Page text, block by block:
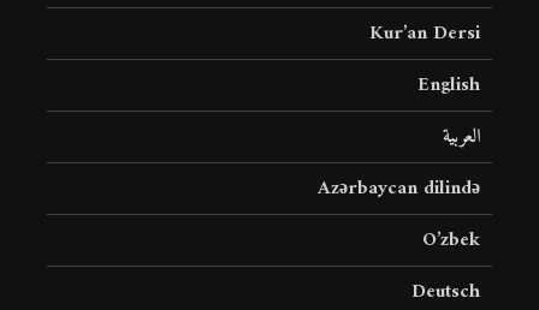
Kur’an Dersi
English
العربية
Azərbaycan dilində
O’zbek
Deutsch